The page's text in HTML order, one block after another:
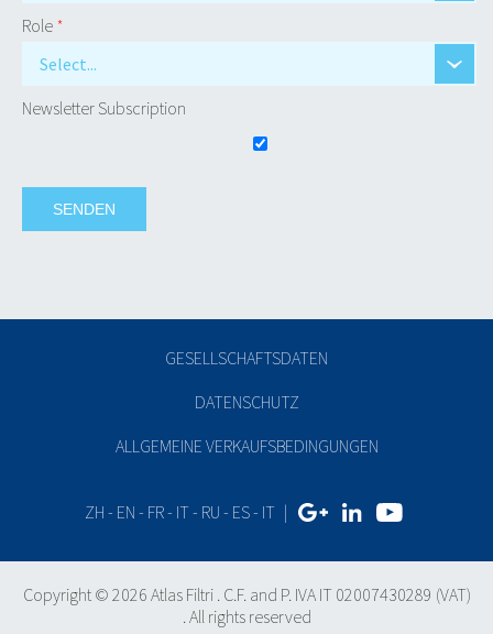
Role *
Select...
Newsletter Subscription
GESELLSCHAFTSDATEN
DATENSCHUTZ
ALLGEMEINE VERKAUFSBEDINGUNGEN
ZH - EN - FR- IT - RU - ES- IT |
Copyright © 2026 Atlas Filtri . C.F. and P. IVA IT 02007430289 (VAT)
. All rights reserved